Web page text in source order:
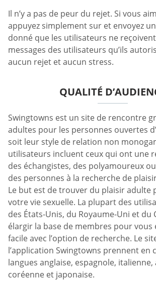
Il n’y a pas de peur du rejet. Si vous
appuyez simplement sur et envoyez
donné que les utilisateurs ne
messages des utilisateurs qu’ils
aucun rejet et aucun stress.
QUALITÉ
Swingtowns est un site de rencontre
adultes pour les personnes ouvertes
soit leur style de relation non
utilisateurs incluent ceux qui ont une
des échangistes, des polyamoureux
des personnes à la recherche de
Le but est de trouver du plaisir adulte
votre vie sexuelle. La plupart des
des États-Unis, du Royaume-Uni et du
élargir la base de membres pour
facile avec l’option de recherche. Le
l’application Swingtowns prennent en
langues anglaise, espagnole, italienne,
coréenne et japonaise.